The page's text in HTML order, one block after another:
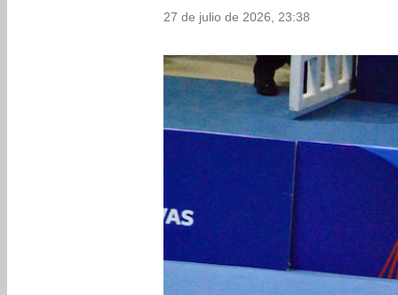
27 de julio de 2026, 23:38